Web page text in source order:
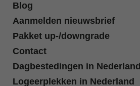
Blog
Aanmelden nieuwsbrief
Pakket up-/downgrade
Contact
Dagbestedingen in Nederland
Logeerplekken in Nederland